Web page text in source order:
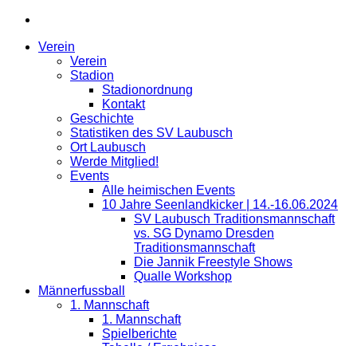
Verein
Verein
Stadion
Stadionordnung
Kontakt
Geschichte
Statistiken des SV Laubusch
Ort Laubusch
Werde Mitglied!
Events
Alle heimischen Events
10 Jahre Seenlandkicker | 14.-16.06.2024
SV Laubusch Traditionsmannschaft
vs. SG Dynamo Dresden
Traditionsmannschaft
Die Jannik Freestyle Shows
Qualle Workshop
Männerfussball
1. Mannschaft
1. Mannschaft
Spielberichte